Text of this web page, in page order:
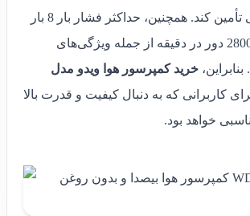
زیادی را به راحتی تأمین کند. همچنین، حداکثر فشار بار 8 بار
و سرعت موتور 2800 دور در دقیقه از جمله ویژگی‌های
خرید کمپرسور هوا ویدو مدل
کاربرانی که به دنبال کیفیت و قدرت بالا
خواهد بود.